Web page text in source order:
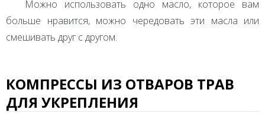
Можно использовать одно масло, которое вам
больше нравится, можно чередовать эти масла или
смешивать друг с другом.
КОМПРЕССЫ ИЗ ОТВАРОВ ТРАВ
ДЛЯ УКРЕПЛЕНИЯ